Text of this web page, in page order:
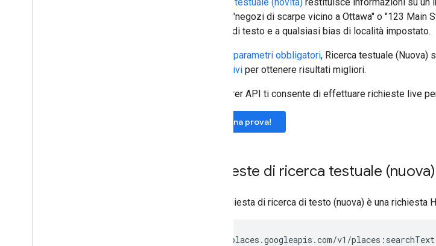
York" o "negozi di scarpe vicino a Ottawa" o "123
stringa di testo e a qualsiasi bias di località impostato.
parametri obbligatori, Ricerca testuale (Nuova)
facoltativi per ottenere risultati migliori.
L'Explorer API ti consente di effettuare richieste live
Fai una prova!
Richieste di ricerca testuale (nuova)
Una richiesta di ricerca di testo (nuova) è una richiesta
https://places.googleapis.com/v1/places:searchText